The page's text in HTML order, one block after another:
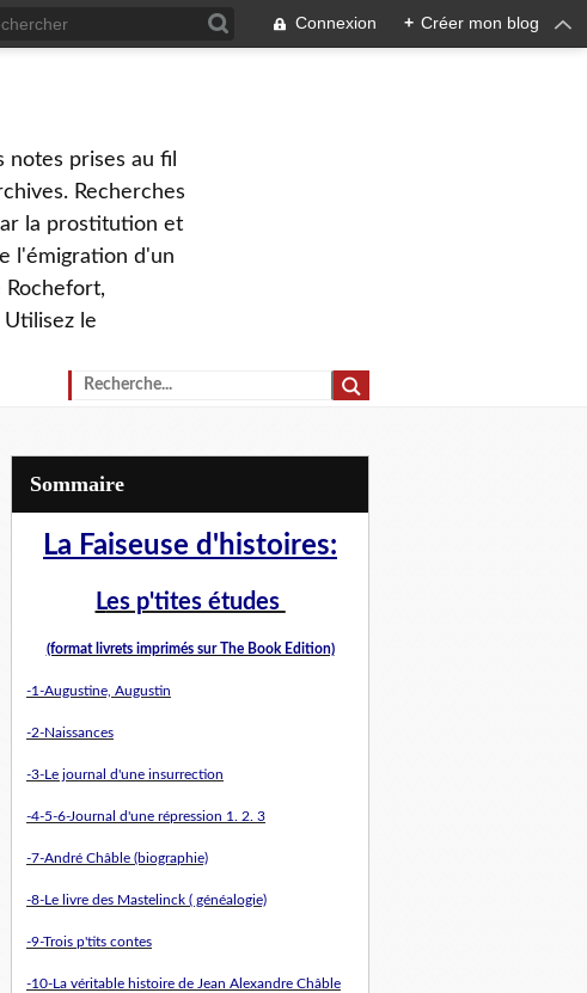
Connexion + Créer mon blog
prises au fil
Recherches
la prostitution et
l'émigration d'un
Rochefort,
le
Sommaire
La Faiseuse d'histoires:
Les p'tites études
(format livrets imprimés sur The Book Edition)
-1-Augustine, Augustin
-2-Naissances
-3-Le journal d'une insurrection
-4-5-6-Journal d'une répression 1. 2. 3
-7-André Châble (biographie)
-8-Le livre des Mastelinck ( généalogie)
-9-Trois p'tits contes
-10-La véritable histoire de Jean Alexandre Châble